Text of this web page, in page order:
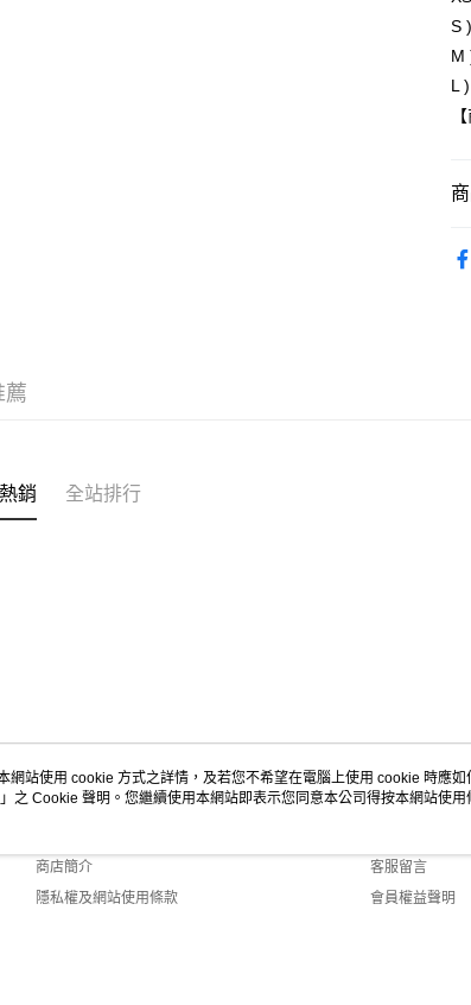
S
M
L
薦
銷 全站排行
關於我們
商店簡介
隱私權及網站使用條款
客服資訊
客服留言
會員權益聲明
網站使用 cookie 方式之詳情，及若您不希望在電腦上使用 cookie 時應
」之 Cookie 聲明。您繼續使用本網站即表示您同意本公司得按本網站使